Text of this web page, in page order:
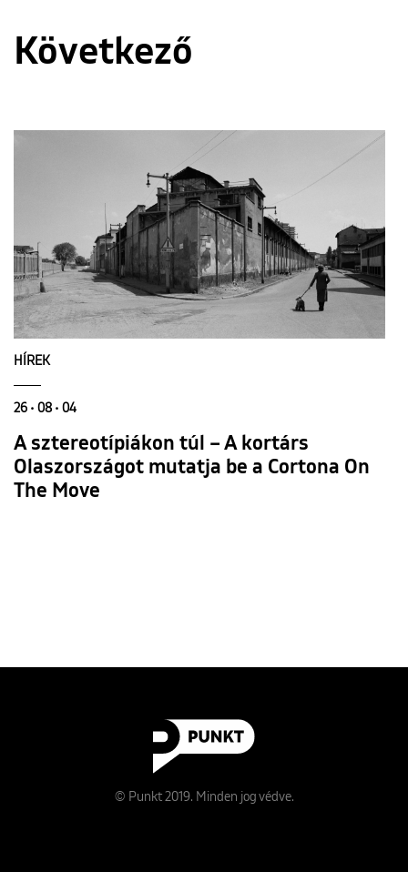
Következő
HÍREK
26 • 08 • 04
A sztereotípiákon túl – A kortárs
Olaszországot mutatja be a Cortona On
The Move
© Punkt 2019. Minden jog védve.